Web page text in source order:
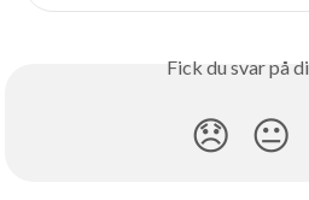
Fick du svar på
😞 😐